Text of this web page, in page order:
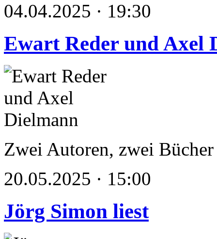
04.04.2025 · 19:30
Ewart Reder und Axel
Zwei Autoren, zwei
20.05.2025 · 15:00
Jörg Simon liest